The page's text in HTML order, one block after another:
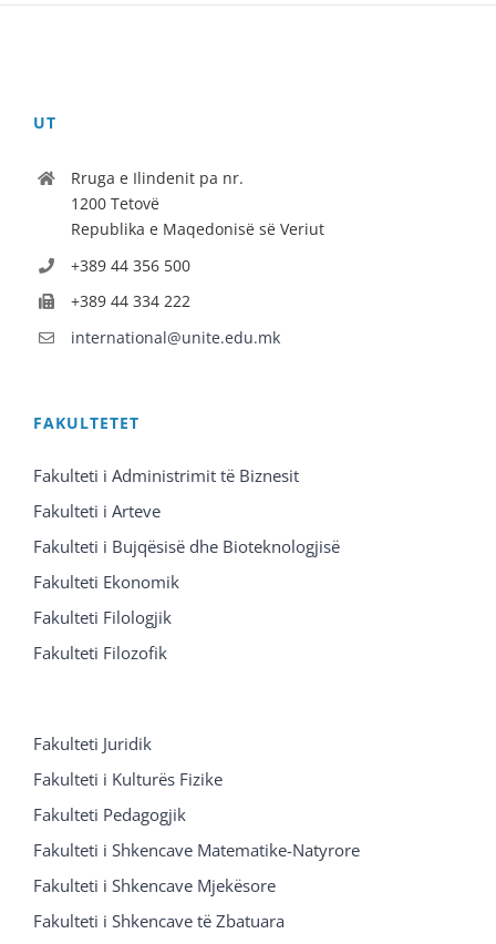
UT
Rruga e Ilindenit pa nr.
1200 Tetovë
Republika e Maqedonisë së Veriut
+389 44 356 500
+389 44 334 222
international@unite.edu.mk
FAKULTETET
Fakulteti i Administrimit të Biznesit
Fakulteti i Arteve
Fakulteti i Bujqësisë dhe Bioteknologjisë
Fakulteti Ekonomik
Fakulteti Filologjik
Fakulteti Filozofik
Fakulteti Juridik
Fakulteti i Kulturës Fizike
Fakulteti Pedagogjik
Fakulteti i Shkencave Matematike-Natyrore
Fakulteti i Shkencave Mjekësore
Fakulteti i Shkencave të Zbatuara